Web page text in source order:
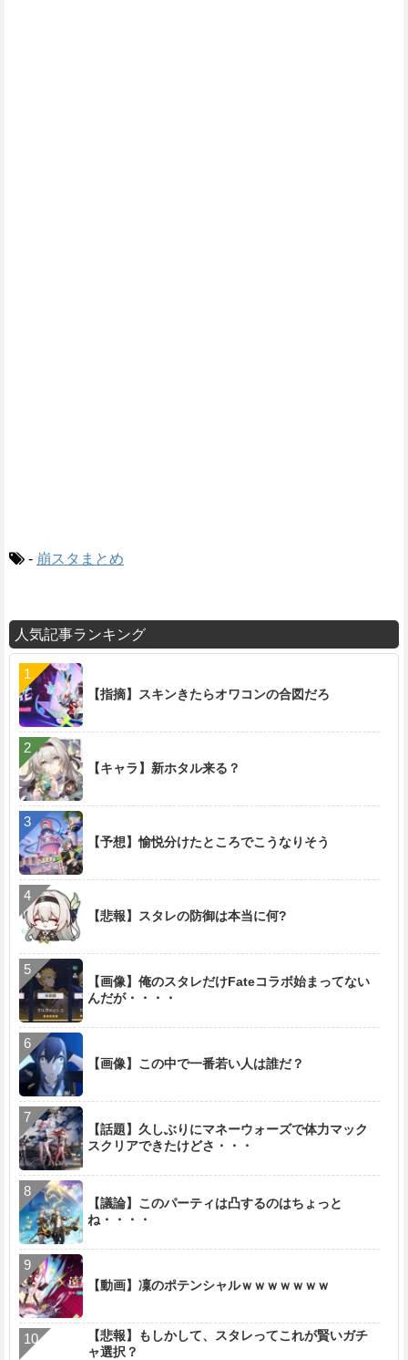
- 崩スタまとめ
人気記事ランキング
【指摘】スキンきたらオワコンの合図だろ
【キャラ】新ホタル来る？
【予想】愉悦分けたところでこうなりそう
【悲報】スタレの防御は本当に何?
【画像】俺のスタレだけFateコラボ始まってない
んだが・・・・
【画像】この中で一番若い人は誰だ？
【話題】久しぶりにマネーウォーズで体力マック
スクリアできたけどさ・・・
【議論】このパーティは凸するのはちょっと
ね・・・・
【動画】凜のポテンシャルｗｗｗｗｗｗｗ
【悲報】もしかして、スタレってこれが賢いガチ
ャ選択？